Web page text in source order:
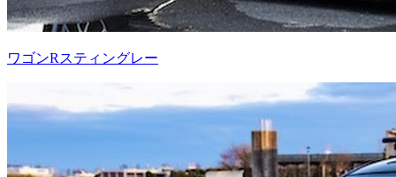
ワゴンRスティングレー